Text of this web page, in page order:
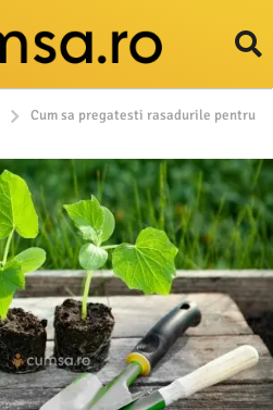
Cum sa pregatesti rasadurile pentru